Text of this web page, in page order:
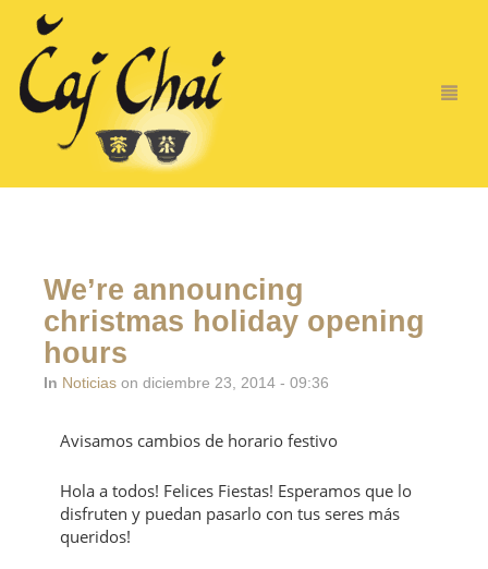
We’re announcing
christmas holiday opening
hours
In Noticias on diciembre 23, 2014 - 09:36
Avisamos cambios de horario festivo
Hola a todos! Felices Fiestas! Esperamos que lo
disfruten y puedan pasarlo con tus seres más
queridos!